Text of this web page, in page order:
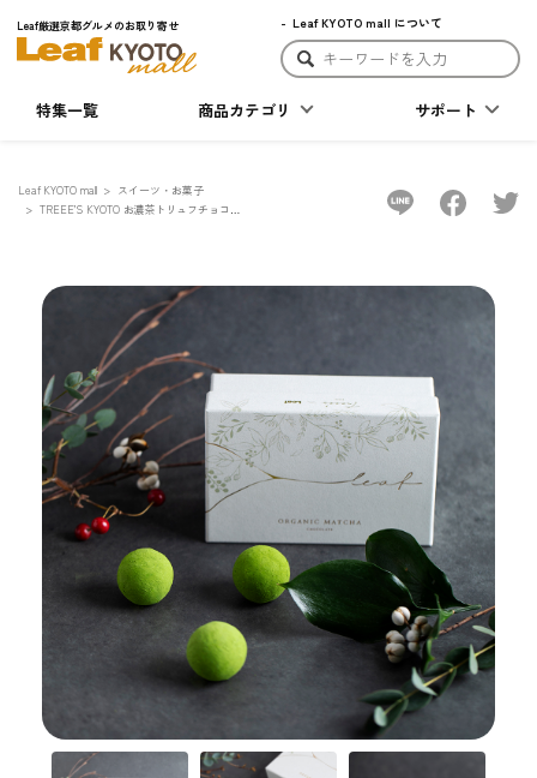
Leaf厳選京都グルメのお取り寄せ Leaf KYOTO mall について
特集一覧 商品カテゴリ サポート
Leaf KYOTO mall
スイーツ・お菓子
TREEE’S KYOTO お濃茶トリュフチョコレ